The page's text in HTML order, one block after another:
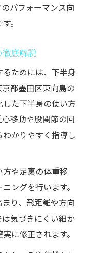
パフォーマンス向
。
底解説
ためには、下半身
都墨田区東向島の
た下半身の使い方
移動や股関節の回
かりやすく指導し
や足裏の体重移
ングを行います。
り、飛距離や方向
気づきにくい細か
に修正されます。